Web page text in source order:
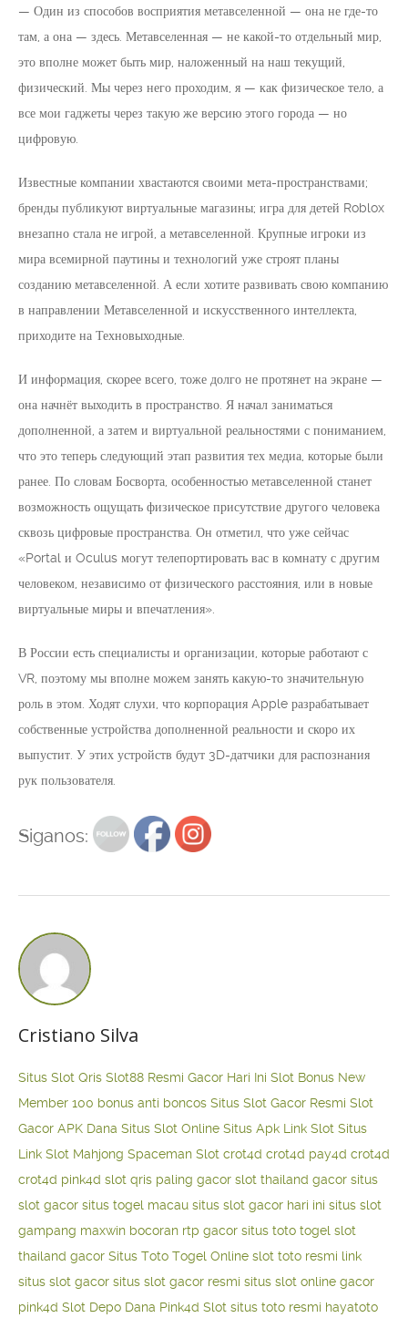
— Один из способов восприятия метавселенной — она не где-то
там, а она — здесь. Метавселенная — не какой-то отдельный мир,
это вполне может быть мир, наложенный на наш текущий,
физический. Мы через него проходим, я — как физическое тело, а
все мои гаджеты через такую же версию этого города — но
цифровую.
Известные компании хвастаются своими мета-пространствами;
бренды публикуют виртуальные магазины; игра для детей Roblox
внезапно стала не игрой, а метавселенной. Крупные игроки из
мира всемирной паутины и технологий уже строят планы
созданию метавселенной. А если хотите развивать свою компанию
в направлении Метавселенной и искусственного интеллекта,
приходите на Техновыходные.
И информация, скорее всего, тоже долго не протянет на экране —
она начнёт выходить в пространство. Я начал заниматься
дополненной, а затем и виртуальной реальностями с пониманием,
что это теперь следующий этап развития тех медиа, которые были
ранее. По словам Босворта, особенностью метавселенной станет
возможность ощущать физическое присутствие другого человека
сквозь цифровые пространства. Он отметил, что уже сейчас
«Portal и Oculus могут телепортировать вас в комнату с другим
человеком, независимо от физического расстояния, или в новые
виртуальные миры и впечатления».
В России есть специалисты и организации, которые работают с
VR, поэтому мы вполне можем занять какую-то значительную
роль в этом. Ходят слухи, что корпорация Apple разрабатывает
собственные устройства дополненной реальности и скоро их
выпустит. У этих устройств будут 3D-датчики для распознания
рук пользователя.
Siganos:
Cristiano Silva
Situs Slot Qris Slot88 Resmi Gacor Hari Ini Slot Bonus New
Member 100 bonus anti boncos Situs Slot Gacor Resmi Slot
Gacor APK Dana Situs Slot Online Situs Apk Link Slot Situs
Link Slot Mahjong Spaceman Slot crot4d crot4d pay4d crot4d
crot4d pink4d slot qris paling gacor slot thailand gacor situs
slot gacor situs togel macau situs slot gacor hari ini situs slot
gampang maxwin bocoran rtp gacor situs toto togel slot
thailand gacor Situs Toto Togel Online slot toto resmi link
situs slot gacor situs slot gacor resmi situs slot online gacor
pink4d Slot Depo Dana Pink4d Slot situs toto resmi hayatoto